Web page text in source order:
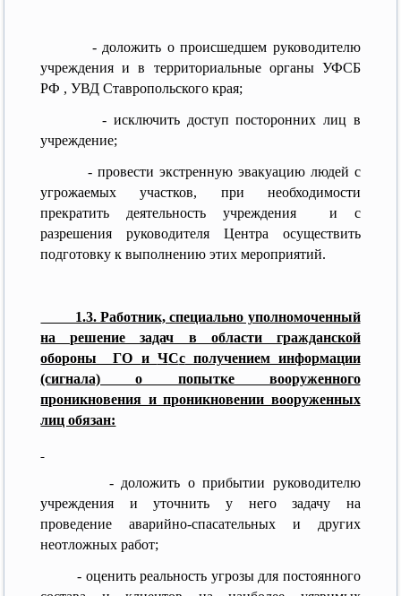
- доложить о происшедшем руководителю
учреждения и в территориальные органы УФСБ
РФ , УВД Ставропольского края;
- исключить доступ посторонних лиц в
учреждение;
- провести экстренную эвакуацию людей с
угрожаемых участков, при необходимости
прекратить деятельность учреждения и с
разрешения руководителя Центра осуществить
подготовку к выполнению этих мероприятий.
1.3. Работник, специально уполномоченный
на решение задач в области гражданской
обороны ГО и ЧСсполучением информации
(сигнала) о попытке вооруженного
проникновения и проникновении вооруженных
лиц обязан:
- доложить о прибытии руководителю
учреждения и уточнить у него задачу на
проведение аварийно-спасательных и других
неотложных работ;
- оценить реальность угрозы для постоянного